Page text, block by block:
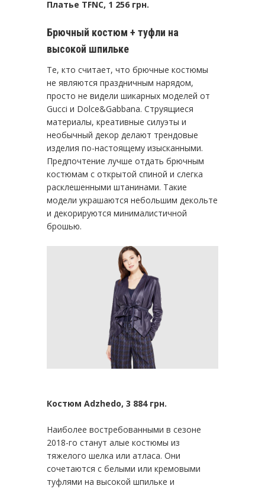
Платье TFNC, 1 256 грн.
Брючный костюм + туфли на
высокой шпильке
Те, кто считает, что брючные костюмы
не являются праздничным нарядом,
просто не видели шикарных моделей от
Gucci и Dolce&Gabbana. Струящиеся
материалы, креативные силуэты и
необычный декор делают трендовые
изделия по-настоящему изысканными.
Предпочтение лучше отдать брючным
костюмам с открытой спиной и слегка
расклешенными штанинами. Такие
модели украшаются небольшим декольте
и декорируются минималистичной
брошью.
Костюм Adzhedo, 3 884 грн.
Наиболее востребованными в сезоне
2018-го станут алые костюмы из
тяжелого шелка или атласа. Они
сочетаются с белыми или кремовыми
туфлями на высокой шпильке и